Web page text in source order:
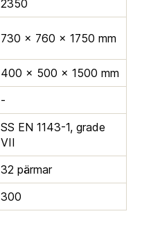
2350
730 × 760 × 1750 mm
400 × 500 × 1500 mm
-
SS EN 1143-1, grade
VII
32 pärmar
300